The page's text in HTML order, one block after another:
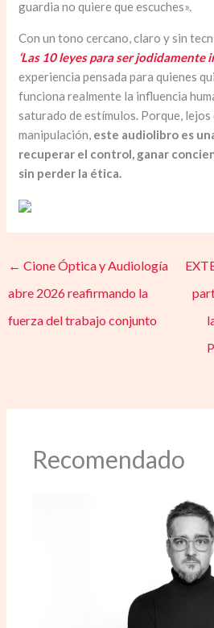
guardia no quiere que escuches».
Con un tono cercano, claro y sin
‘Las 10 leyes para ser jodidamente
experiencia pensada para quienes
funciona realmente la influencia
saturado de estímulos. Porque, lejos
manipulación, este audiolibro es
recuperar el control, ganar
sin perder la ética.
← Cione Óptica y Audiología
abre 2026 reafirmando la
fuerza del trabajo conjunto
Recomendado